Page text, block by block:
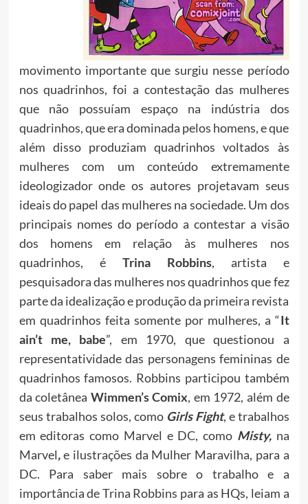
movimento importante que surgiu nesse período
nos quadrinhos, foi a contestação das mulheres
que não possuíam espaço na indústria dos
quadrinhos, que era dominada pelos homens, e que
além disso produziam quadrinhos voltados às
mulheres com um conteúdo extremamente
ideologizador onde os autores projetavam seus
ideais do papel das mulheres na sociedade. Um dos
principais nomes do período a contestar a visão
dos homens em relação às mulheres nos
quadrinhos, é Trina Robbins, artista e
pesquisadora das mulheres nos quadrinhos que fez
parte da idealização e produção da primeira revista
em quadrinhos feita somente por mulheres, a “It
ain’t me, babe”, em 1970, que questionou a
representatividade das personagens femininas de
quadrinhos famosos. Robbins participou também
da coletânea Wimmen’s Comix, em 1972, além de
seus trabalhos solos, como Girls Fight, e trabalhos
em editoras como Marvel e DC, como Misty, na
Marvel,e ilustrações da Mulher Maravilha, para a
DC. Para saber mais sobre o trabalho e a
importância de Trina Robbins para as HQs, leiam a